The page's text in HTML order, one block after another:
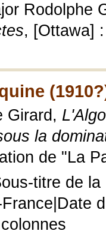
Rodolphe
, [Ottawa]
Girard,
la
de "La
titre de